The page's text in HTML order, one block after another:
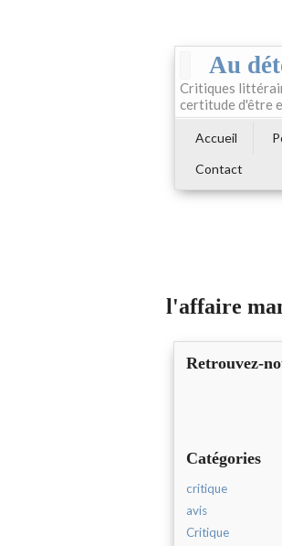
Au
Critiques
certitude d'être
Accueil
Contact
l'affaire
Retrouvez-
Catégories
critique
avis
Critique